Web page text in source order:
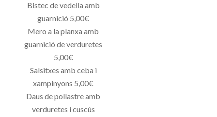
Bistec de vedella amb
guarnició 5,00€
Mero a la planxa amb
guarnició de verduretes
5,00€
Salsitxes amb ceba i
xampinyons 5,00€
Daus de pollastre amb
verduretes i cuscús